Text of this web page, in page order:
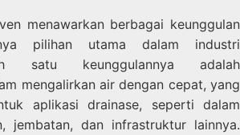
menawarkan berbagai keunggulan
pilihan utama dalam industri
satu keunggulannya adalah
mengalirkan air dengan cepat, yang
aplikasi drainase, seperti dalam
jembatan, dan infrastruktur lainnya.